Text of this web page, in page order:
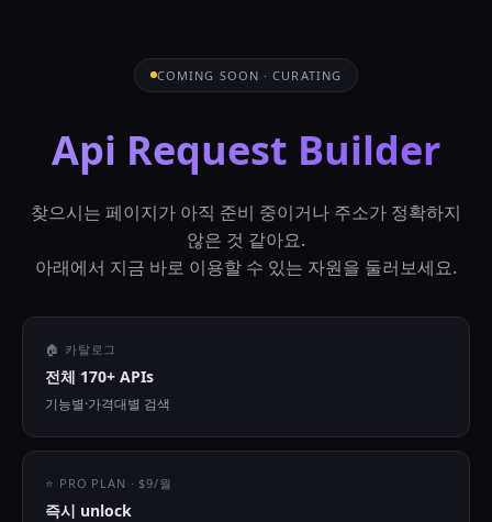
COMING SOON · CURATING
Api Request Builder
찾으시는 페이지가 아직 준비 중이거나 주소가 정확하지
않은 것 같아요.
아래에서 지금 바로 이용할 수 있는 자원을 둘러보세요.
🏠 카탈로그
전체 170+ APIs
기능별·가격대별 검색
⭐ PRO PLAN · $9/월
즉시 unlock